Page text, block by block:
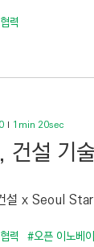
력
1min 20sec
건설 기
설 x Seoul
력 #오픈 이노베